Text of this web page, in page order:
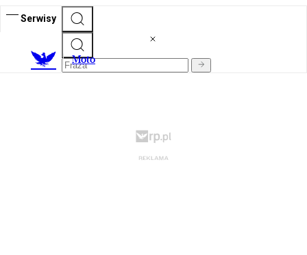
Serwisy
Moto